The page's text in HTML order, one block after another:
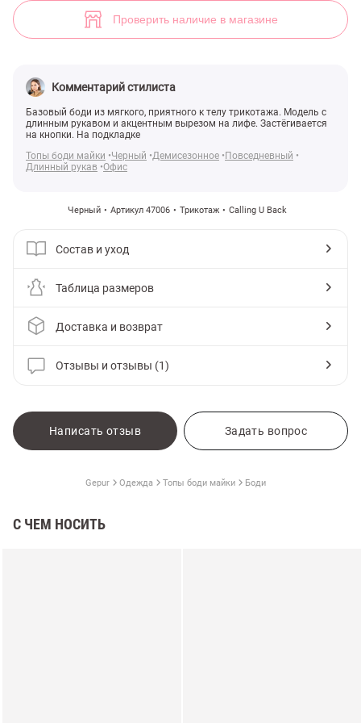
Проверить наличие в магазине
Комментарий стилиста
Базовый боди из мягкого, приятного к телу трикотажа. Модель с
длинным рукавом и акцентным вырезом на лифе. Застёгивается
на кнопки. На подкладке
Топы боди майки
Черный Демисезонное
Повседневный
Длинный рукав Офис
Черный Артикул 47006 Трикотаж Calling U Back
Состав и уход
Таблица размеров
Доставка и возврат
Отзывы и отзывы (1)
Написать отзыв Задать вопрос
Gepur Одежда Топы боди майки Боди
С ЧЕМ НОСИТЬ
Черный трикотажный боди с круглым вырезом (арт. 47006) ♡